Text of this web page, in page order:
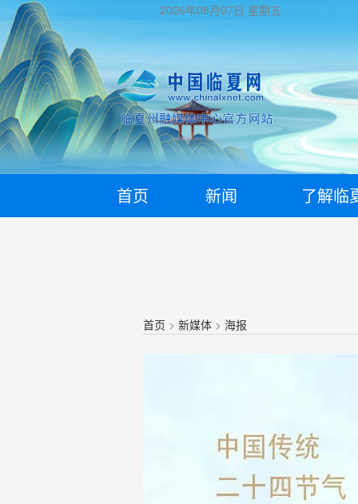
2026年08月07日 星期五
首页 新闻 了解临
首页 >新媒体 >海报